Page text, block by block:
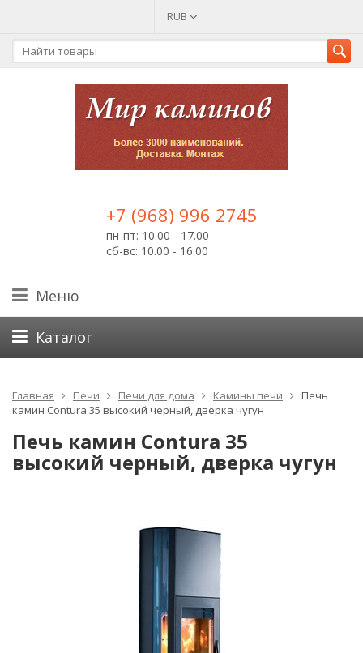
RUB
+7 (968) 996 2745
пн-пт: 10.00 - 17.00
сб-вс: 10.00 - 16.00
Меню
Каталог
Главная Печи Печи для дома Камины печи
Печь
камин Contura 35 высокий черный, дверка чугун
Печь камин Contura 35
высокий черный, дверка чугун